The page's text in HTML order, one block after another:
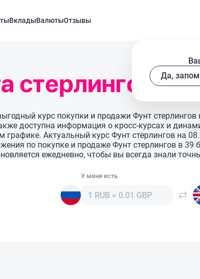
ВкладыВалютыОтзывы
Да,
стерлингов
курс покупки и продажи Фунт
доступна информация о кросс-курсах и
графике. Актуальный курс Фунт стерлингов на
по покупке и продаже Фунт стерлингов в
ежедневно, чтобы вы всегда знали
У меня есть